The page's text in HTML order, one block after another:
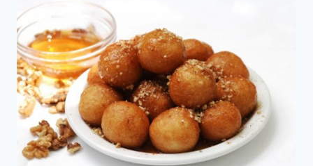
Dulces
para
Pesah